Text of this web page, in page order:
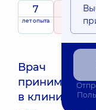
7
лет опыта
5
рейтингна
35
Врач
принимает
в клинике